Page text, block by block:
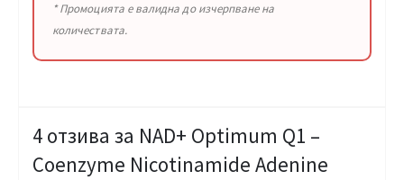
* Промоцията е валидна до изчерпване на
количествата.
4 отзива за NAD+ Optimum Q1 –
Coenzyme Nicotinamide Adenine